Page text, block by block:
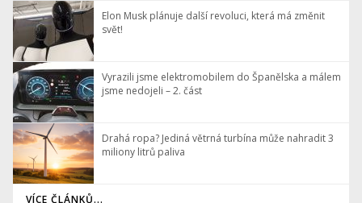
Elon Musk plánuje další revoluci, která má změnit
svět!
Vyrazili jsme elektromobilem do Španělska a málem
jsme nedojeli – 2. část
Drahá ropa? Jediná větrná turbína může nahradit 3
miliony litrů paliva
VÍCE ČLÁNKŮ...